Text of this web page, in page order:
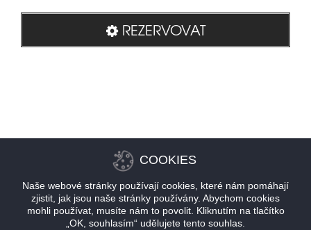
REZERVOVAT
COOKIES
Naše webové stránky používají cookies, které nám pomáhají
zjistit, jak jsou naše stránky používány. Abychom cookies
mohli používat, musíte nám to povolit. Kliknutím na tlačítko
„OK, souhlasím“ udělujete tento souhlas.